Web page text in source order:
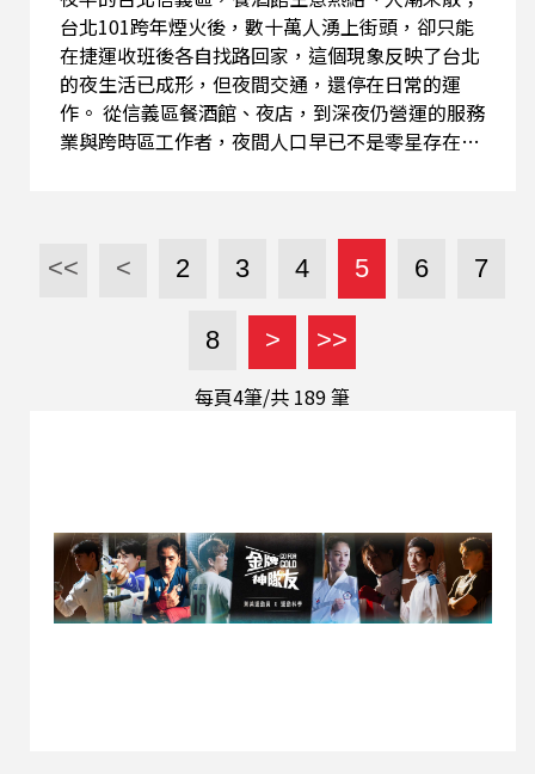
台北101跨年煙火後，數十萬人湧上街頭，卻只能
在捷運收班後各自找路回家，這個現象反映了台北
的夜生活已成形，但夜間交通，還停在日常的運
作。 從信義區餐酒館、夜店，到深夜仍營運的服務
業與跨時區工作者，夜間人口早已不是零星存在，
並沒有配套的交通系統。 然而，台北捷運若要全面
延長至深夜甚至24小時，困難依舊存在。深夜時段
是軌道檢修與設備維護的唯一窗口，一旦壓縮，將
直接影響安全；同時，夜間運量與高昂營運成本之
間，也難以取得平衡；再加上沿線居民對噪音的疑
慮，使得「全面夜班捷運」並非短期可實踐。也因
計。其中，「機場捷運零時差接駁」是一個重要概
念，因為機場航班零時差運作，交通就必須貼近所
需，才能吸引機場轉運量能與國際旅客的青睞。因
此，機場捷運可以作為夜間交...
<< < 2 3 4 5 6 7
8 > >>
每頁4筆/共 189筆